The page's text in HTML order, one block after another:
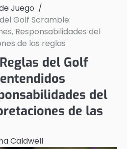
Juego
Golf Scramble:
Responsabilidades del
de las reglas
del Golf
del
de las
Caldwell